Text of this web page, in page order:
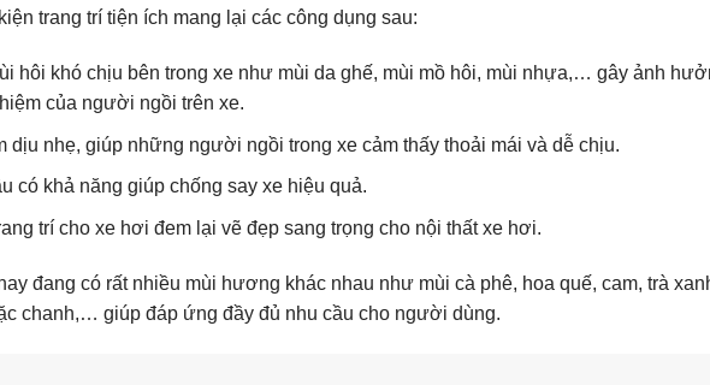
trang trí tiện ích mang lại các công dụng sau:
hôi khó chịu bên trong xe như mùi da ghế, mùi mồ hôi, mùi nhựa,… gây ảnh
của người ngồi trên xe.
nhẹ, giúp những người ngồi trong xe cảm thấy thoải mái và dễ chịu.
có khả năng giúp chống say xe hiệu quả.
trí cho xe hơi đem lại vẽ đẹp sang trọng cho nội thất xe hơi.
đang có rất nhiều mùi hương khác nhau như mùi cà phê, hoa quế, cam, trà
chanh,… giúp đáp ứng đầy đủ nhu cầu cho người dùng.